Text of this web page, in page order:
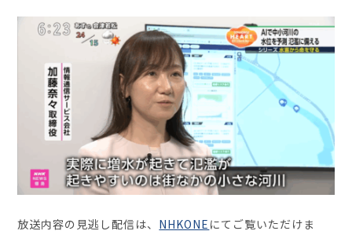
企業情報
ニュース
ミッション
経営チーム
会社概要
採用情報
放送内容の見逃し配信は、 NHKONE にてご覧いただけま